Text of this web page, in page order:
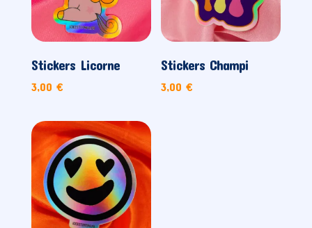
Stickers Licorne
3,00 €
Stickers Champi
3,00€